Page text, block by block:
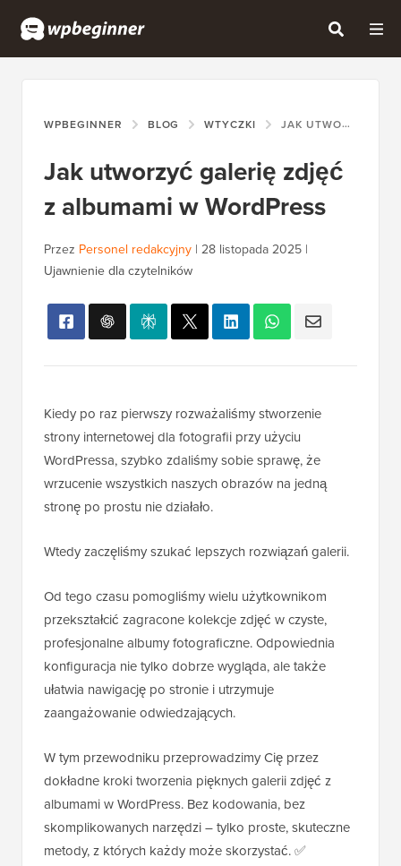
WPBEGINNER BLOG WTYCZKI JAK UTWORZYĆ GALERIĘ ZDJĘĆ Z ALBUMAMI W WORDPRESS
Jak utworzyć galerię zdjęć
z albumami w WordPress
Przez Personel redakcyjny | 28 listopada 2025 |
Ujawnienie dla czytelników
Kiedy po raz pierwszy rozważaliśmy stworzenie
strony internetowej dla fotografii przy użyciu
WordPressa, szybko zdaliśmy sobie sprawę, że
wrzucenie wszystkich naszych obrazów na jedną
stronę po prostu nie działało.
Wtedy zaczęliśmy szukać lepszych rozwiązań galerii.
Od tego czasu pomogliśmy wielu użytkownikom
przekształcić zagracone kolekcje zdjęć w czyste,
profesjonalne albumy fotograficzne. Odpowiednia
konfiguracja nie tylko dobrze wygląda, ale także
ułatwia nawigację po stronie i utrzymuje
zaangażowanie odwiedzających.
W tym przewodniku przeprowadzimy Cię przez
dokładne kroki tworzenia pięknych galerii zdjęć z
albumami w WordPress. Bez kodowania, bez
skomplikowanych narzędzi – tylko proste, skuteczne
metody, z których każdy może skorzystać. ✅